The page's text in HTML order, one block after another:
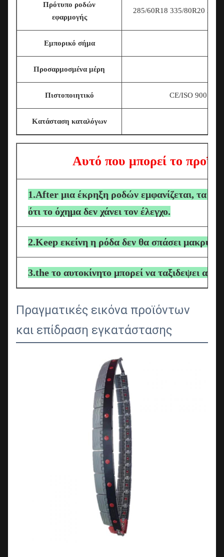
Πρότυπο ροδών
εφαρμογής
285/60R18 335/80R20
Εμπορικό σήμα
Προσαρμοσμένα μέρη
Πιστοποιητικό CE/ISO 9001/
Κατάσταση καταλόγων
Αυτό που μπορεί το
1.After μια έκρηξη ροδών εμφανίζεται, τα
ότι το όχημα δεν χάνει τον έλεγχο.
2.Keep εκείνη η ρόδα δεν θα σπάσει μακρυά
3.the το αυτοκίνητο μπορεί να ταξιδεψει
Πραγματικές εικόνα προϊόντων
και επίδραση εγκατάστασης